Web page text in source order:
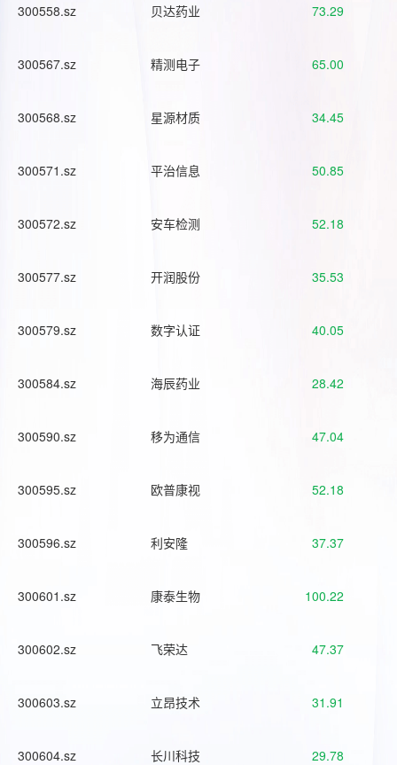
300558.sz 贝达药业 73.29
300567.sz 精测电子 65.00
300568.sz 星源材质 34.45
300571.sz 平治信息 50.85
300572.sz 安车检测 52.18
300577.sz 开润股份 35.53
300579.sz 数字认证 40.05
300584.sz 海辰药业 28.42
300590.sz 移为通信 47.04
300595.sz 欧普康视 52.18
300596.sz 利安隆 37.37
300601.sz 康泰生物 100.22
300602.sz 飞荣达 47.37
300603.sz 立昂技术 31.91
300604.sz 长川科技 29.78